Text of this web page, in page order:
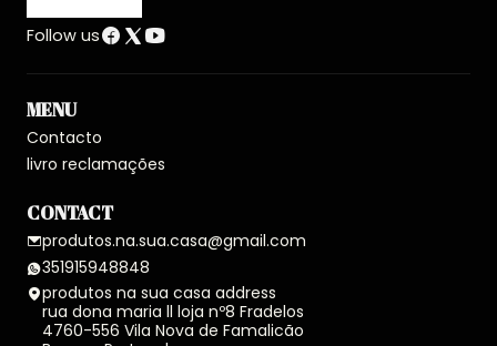
Follow us
MENU
Contacto
livro reclamações
CONTACT
produtos.na.sua.casa@gmail.com
351915948848
produtos na sua casa address
rua dona maria ll loja nº8 Fradelos
4760-556 Vila Nova de Famalicão